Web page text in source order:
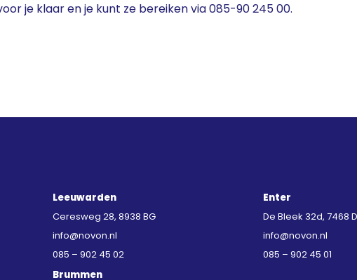
je klaar en je kunt ze bereiken via 085-90 245 00.
Leeuwarden
Ceresweg 28, 8938 BG
info@novon.nl
085 – 902 45 02
Enter
De Bleek 32d, 7468
info@novon.nl
085 – 902 45 01
Brummen